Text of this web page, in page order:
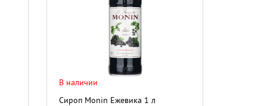
В наличии
Сироп Monin Ежевика 1 л